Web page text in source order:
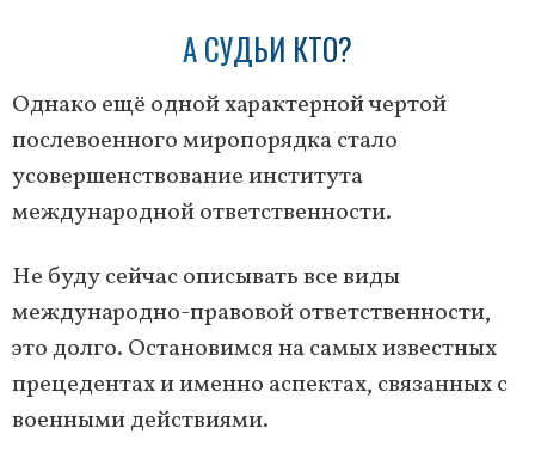
А СУДЬИ КТО?
Однако ещё одной характерной чертой
послевоенного миропорядка стало
усовершенствование института
международной ответственности.
Не буду сейчас описывать все виды
международно-правовой ответственности,
это долго. Остановимся на самых известных
прецедентах и именно аспектах, связанных с
военными действиями.